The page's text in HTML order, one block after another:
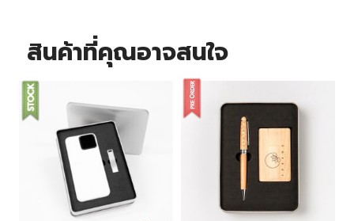
สินค้าที่คุณอาจสนใจ